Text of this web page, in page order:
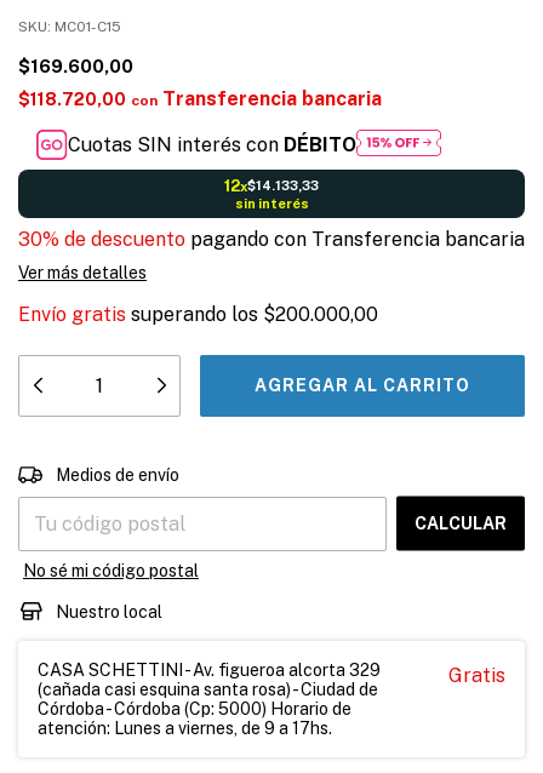
SKU: MC01-C15
$169.600,00
$118.720,00 con Transferencia bancaria
Cuotas SIN interés con DÉBITO
12x$14.133,33
sin interés
30% de descuento pagando con Transferencia bancaria
Ver más detalles
Envío gratis superando los $200.000,00
Entregas para el CP:
Medios de envío
CALCULAR
No sé mi código postal
Nuestro local
CASA SCHETTINI - Av. figueroa alcorta 329
(cañada casi esquina santa rosa) - Ciudad de
Córdoba - Córdoba (Cp: 5000) Horario de
atención: Lunes a viernes, de 9 a 17hs.
Gratis